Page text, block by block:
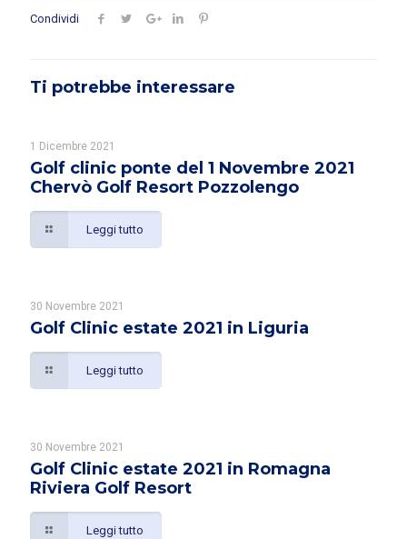
Condividi
Ti potrebbe interessare
1 Dicembre 2021
Golf clinic ponte del 1 Novembre 2021
Chervò Golf Resort Pozzolengo
Leggi tutto
30 Novembre 2021
Golf Clinic estate 2021 in Liguria
Leggi tutto
30 Novembre 2021
Golf Clinic estate 2021 in Romagna
Riviera Golf Resort
Leggi tutto